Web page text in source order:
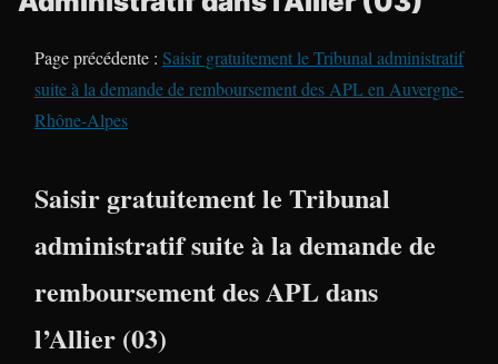
Page précédente : Saisir gratuitement le Tribunal administratif
suite à la demande de remboursement des APL en Auvergne-
Rhône-Alpes
Saisir gratuitement le Tribunal
administratif suite à la demande de
remboursement des APL dans
l’Allier (03)